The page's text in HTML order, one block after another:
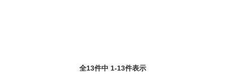
全13件中 1-13件表示